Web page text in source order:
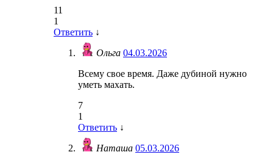
11
1
Ответить ↓
Ольга 04.03.2026
Всему свое время. Даже дубиной нужно
уметь махать.
7
1
Ответить ↓
Наташа 05.03.2026